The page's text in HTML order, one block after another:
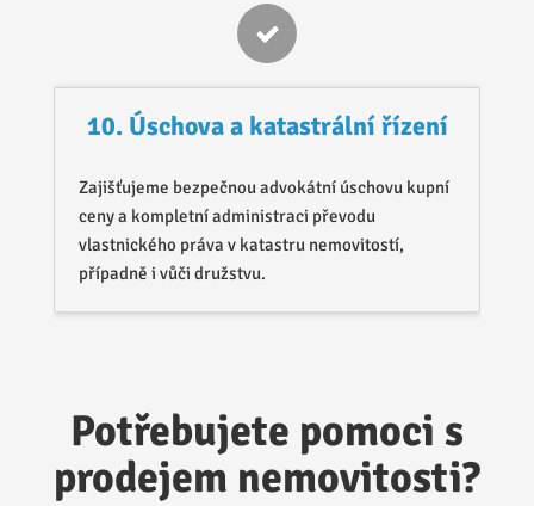
10. Úschova a katastrální řízení
Zajišťujeme bezpečnou advokátní úschovu kupní
ceny a kompletní administraci převodu
vlastnického práva v katastru nemovitostí,
případně i vůči družstvu.
Potřebujete pomoci s
prodejem nemovitosti?